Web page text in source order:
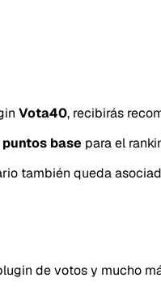
Vota40, recibirás
puntos base para el
también queda
de votos y mucho